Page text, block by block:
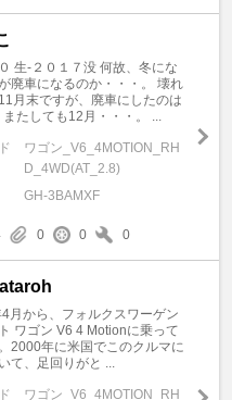
生-２０１７没 何故、冬にな
廃車になるのか・・・。 壊れ
月末ですが、廃車にしたのは
またしても12月・・・。 ...
ワゴン_V6_4MOTION_RH
D_4WD(AT_2.8)
GH-3BAMXF
0 0 0
月から、フォルクスワーゲン
ワゴン V6 4 Motionに乗って
2000年に米国でこのクルマに
て、足回りがと ...
ワゴン_V6_4MOTION_RH